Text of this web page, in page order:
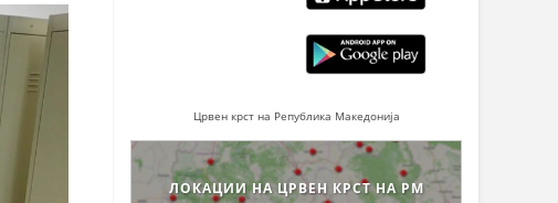
Црвен крст на Република Македонија
ЛОКАЦИИ НА ЦРВЕН КРСТ НА РМ